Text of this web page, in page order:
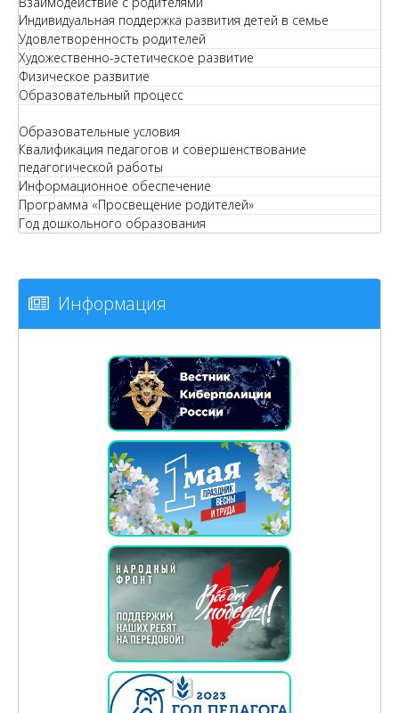
Индивидуальная поддержка развития детей в семье
Удовлетворенность родителей
Художественно-эстетическое развитие
Физическое развитие
Образовательный процесс
Образовательные условия
Квалификация педагогов и совершенствование
педагогической работы
Информационное обеспечение
Программа «Просвещение родителей»
Год дошкольного образования
Информация